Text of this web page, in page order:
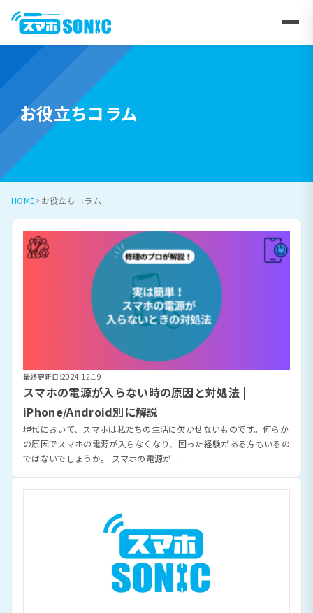
お役立ちコラム
HOME お役立ちコラム
最終更新日:2024.12.19
スマホの電源が入らない時の原因と対処法 |
iPhone/Android別に解説
現代において、スマホは私たちの生活に欠かせないものです。何らか
の原因でスマホの電源が入らなくなり、困った経験がある方もいるの
ではないでしょうか。 スマホの電源が...